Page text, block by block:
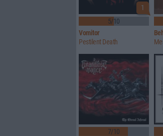
1
5/10
Vomitor
Pestilent Death
7/10